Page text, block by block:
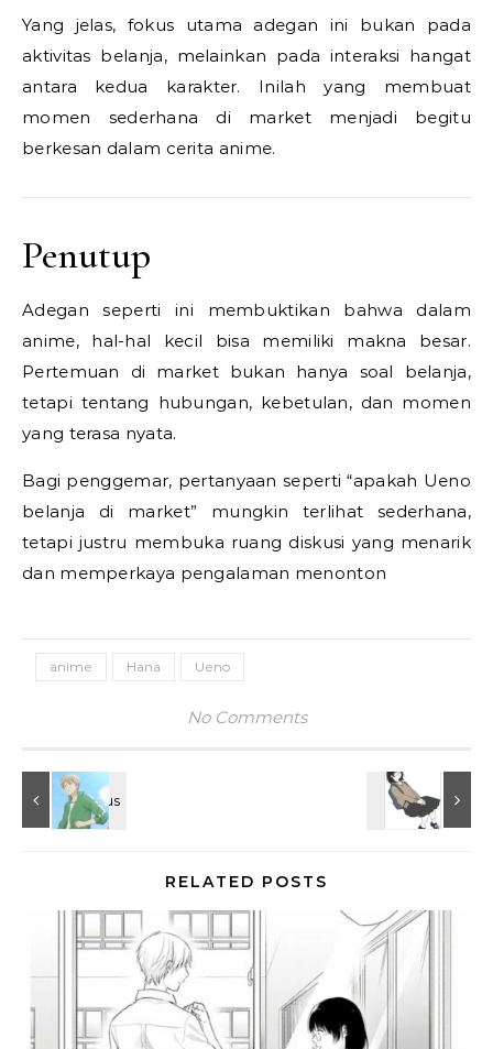
Yang jelas, fokus utama adegan ini bukan pada
aktivitas belanja, melainkan pada interaksi hangat
antara kedua karakter. Inilah yang membuat
momen sederhana di market menjadi begitu
berkesan dalam cerita anime.
Penutup
Adegan seperti ini membuktikan bahwa dalam
anime, hal-hal kecil bisa memiliki makna besar.
Pertemuan di market bukan hanya soal belanja,
tetapi tentang hubungan, kebetulan, dan momen
yang terasa nyata.
Bagi penggemar, pertanyaan seperti “apakah Ueno
belanja di market” mungkin terlihat sederhana,
tetapi justru membuka ruang diskusi yang menarik
dan memperkaya pengalaman menonton
anime Hana Ueno
No Comments
RELATED POSTS